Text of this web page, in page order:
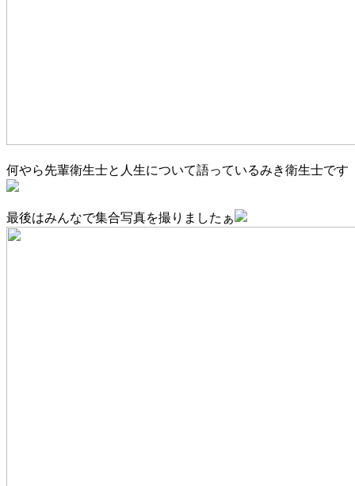
何やら先輩衛生士と人生について語っているみき衛生士です
最後はみんなで集合写真を撮りましたぁ